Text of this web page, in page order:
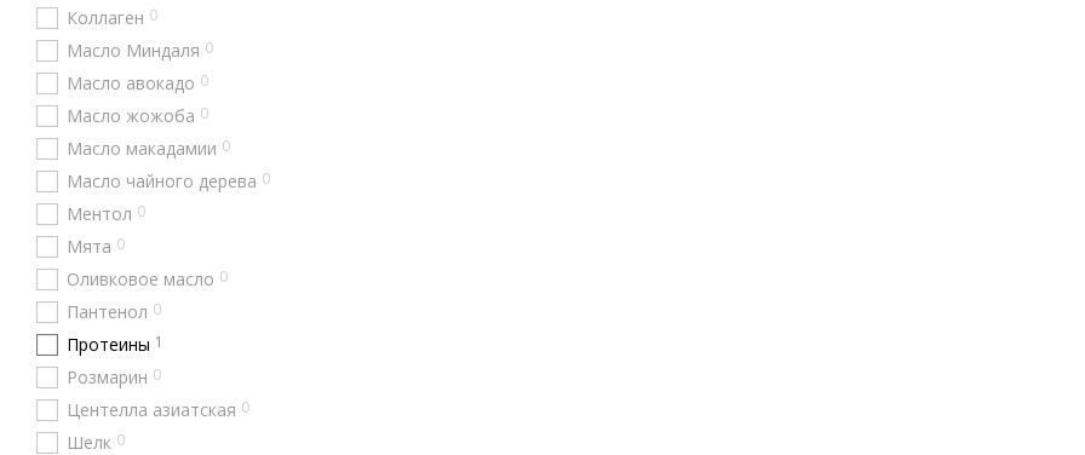
Коллаген 0
Масло Миндаля 0
Масло авокадо 0
Масло жожоба 0
Масло макадамии 0
Масло чайного дерева 0
Ментол 0
Мята 0
Оливковое масло 0
Пантенол 0
Протеины 1
Розмарин 0
Центелла азиатская 0
Шелк 0